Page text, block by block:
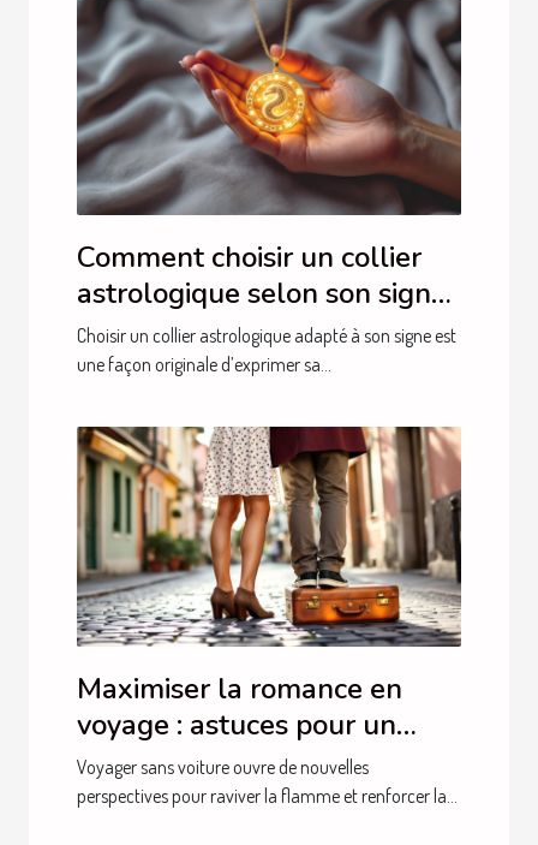
Comment choisir un collier
astrologique selon son signe
?
Choisir un collier astrologique adapté à son signe est
une façon originale d’exprimer sa...
Maximiser la romance en
voyage : astuces pour un
séjour intime sans auto
Voyager sans voiture ouvre de nouvelles
perspectives pour raviver la flamme et renforcer la...